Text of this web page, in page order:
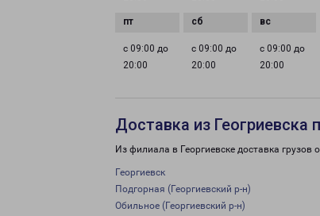
с 09:00 до
20:00
с 09:00 до
20:00
с 09:00 до
20:00
Доставка из Геогриевска
Из филиала в Георгиевске доставка
Георгиевск
Подгорная (Георгиевский р-н)
Обильное (Георгиевский р-н)